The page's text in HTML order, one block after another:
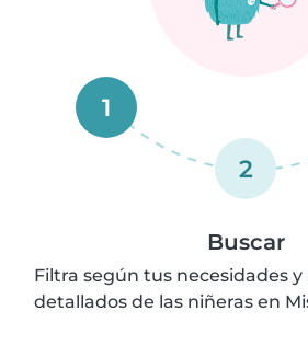
1
2
Buscar
Filtra según tus necesidades y
detallados de las niñeras en